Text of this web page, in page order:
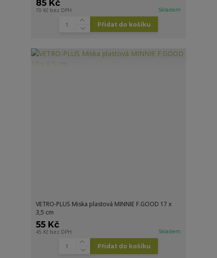
85 Kč
70 Kč bez DPH Skladem
Přidat do košíku
VETRO-PLUS Miska plastová MINNIE F.GOOD 17 x
3,5 cm
55 Kč
45 Kč bez DPH Skladem
Přidat do košíku